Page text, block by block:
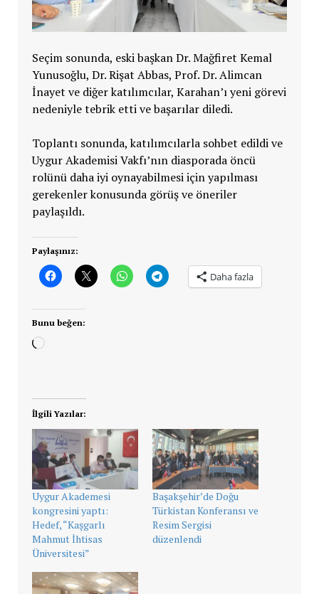
Seçim sonunda, eski başkan Dr. Mağfiret Kemal
Yunusoğlu, Dr. Rişat Abbas, Prof. Dr. Alimcan
İnayet ve diğer katılımcılar, Karahan’ı yeni görevi
nedeniyle tebrik etti ve başarılar diledi.
Toplantı sonunda, katılımcılarla sohbet edildi ve
Uygur Akademisi Vakfı’nın diasporada öncü
rolünü daha iyi oynayabilmesi için yapılması
gerekenler konusunda görüş ve öneriler
paylaşıldı.
Paylaşınız:
Daha fazla
Bunu beğen:
Yükleniyor...
İlgili Yazılar:
Uygur Akademesi
kongresini yaptı:
Hedef, “Kaşgarlı
Mahmut İhtisas
Üniversitesi”
Başakşehir’de Doğu
Türkistan Konferansı ve
Resim Sergisi
düzenlendi